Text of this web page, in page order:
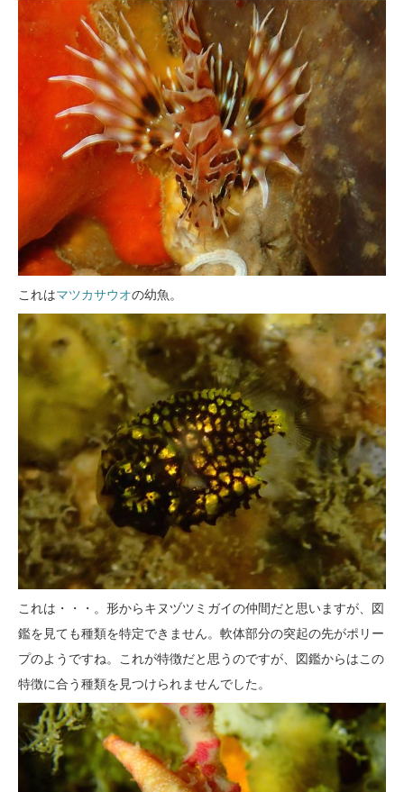
これはマツカサウオの幼魚。
これは・・・。形からキヌヅツミガイの仲間だと思いますが、図
鑑を見ても種類を特定できません。軟体部分の突起の先がポリー
プのようですね。これが特徴だと思うのですが、図鑑からはこの
特徴に合う種類を見つけられませんでした。